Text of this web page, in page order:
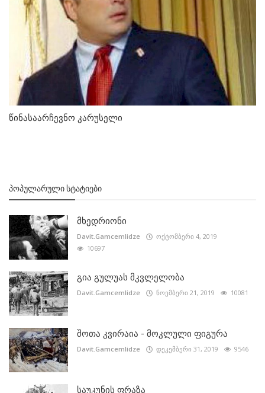
წინასაარჩევნო კარუსელი
ᲞᲝᲞᲣᲚᲐᲠᲣᲚᲘ ᲡᲢᲐᲢᲘᲔᲑᲘ
მხედრიონი
Davit.Gamcemlidze
ოქტომბერი 4, 2019
10697
გია გულუას მკვლელობა
Davit.Gamcemlidze ნოემბერი 21, 2019 10081
შოთა კვირაია - მოკლული ფიგურა
Davit.Gamcemlidze დეკემბერი 31, 2019 9546
საუკუნის ფრაზა